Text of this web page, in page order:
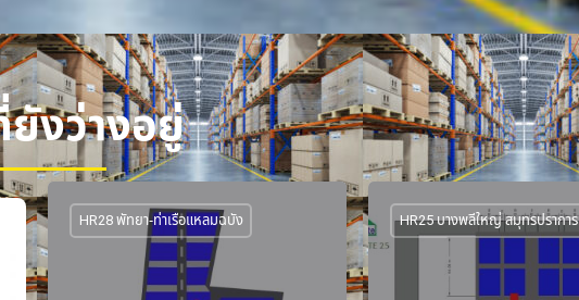
งว่างอยู่
HR28 พัทยา-ท่าเรือแหลมฉบัง HR25 บางพลีใหญ่ สมุทรปราการ